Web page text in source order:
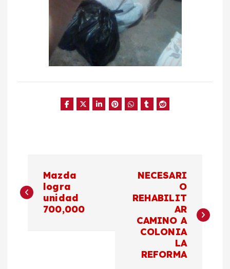
a
Mazda
logra
unidad
700,000
NECESARI
O
REHABILIT
AR
CAMINO A
COLONIA
LA
REFORMA